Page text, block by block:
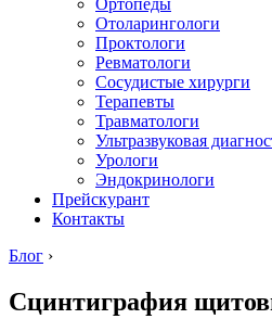
Ортопеды
Отоларингологи
Проктологи
Ревматологи
Сосудистые хирурги
Терапевты
Травматологи
Ультразвуковая
Урологи
Эндокринологи
Прейскурант
Контакты
Блог ›
Сцинтиграфия